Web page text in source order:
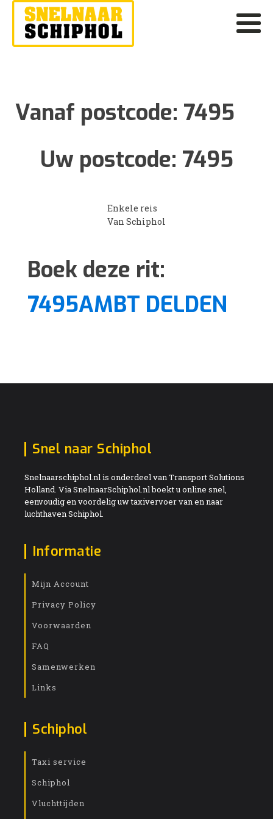
Vanaf postcode: 7495
Uw postcode: 7495
Enkele reis
Van Schiphol
Boek deze rit:
7495AMBT DELDEN
Snel naar Schiphol
Snelnaarschiphol.nl is onderdeel van Transport Solutions
Holland. Via SnelnaarSchiphol.nl boekt u online snel,
eenvoudig en voordelig uw taxivervoer van en naar
luchthaven Schiphol.
Informatie
Mijn Account
Privacy Policy
Voorwaarden
FAQ
Samenwerken
Links
Schiphol
Taxi service
Schiphol
Vluchttijden